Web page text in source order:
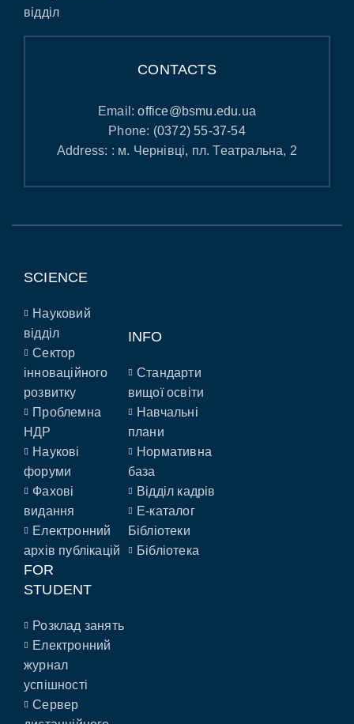
відділ
CONTACTS
Email:office@bsmu.edu.ua
Phone: (0372) 55-37-54
Address: : м. Чернівці, пл. Театральна, 2
SCIENCE
Науковий
відділ
Сектор
інноваційного
розвитку
Проблемна
НДР
Наукові
форуми
Фахові
видання
Електронний
архів публікацій
INFO
Стандарти
вищої освіти
Навчальні
плани
Нормативна
база
Відділ кадрів
E-каталог
Бібліотеки
Бібліотека
FOR
STUDENT
Розклад занять
Електронний
журнал
успішності
Сервер